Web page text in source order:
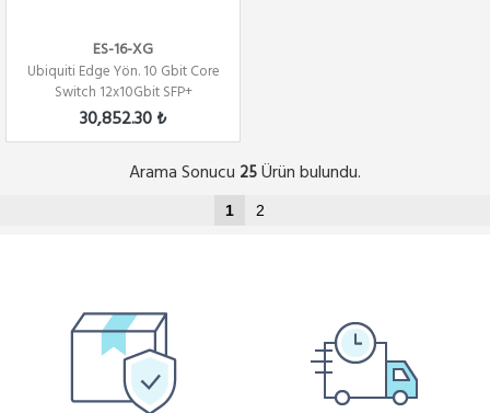
ES-16-XG
Ubiquiti Edge Yön. 10 Gbit Core
Switch 12x10Gbit SFP+
4x10Gbit ...
30,852.30 ₺
Arama Sonucu 25Ürün bulundu.
1 2